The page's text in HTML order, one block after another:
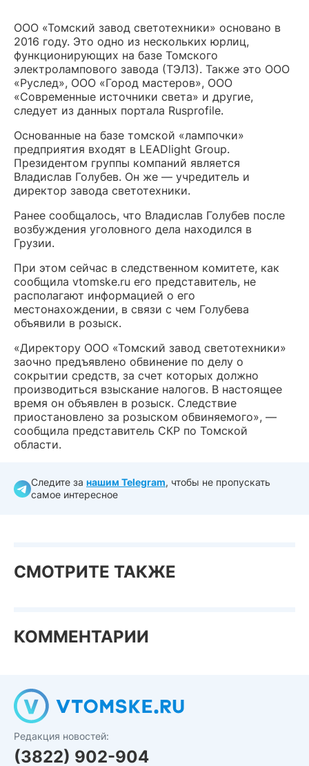
ООО «Томский завод светотехники» основано в
2016 году. Это одно из нескольких юрлиц,
функционирующих на базе Томского
электролампового завода (ТЭЛЗ). Также это ООО
«Руслед», ООО «Город мастеров», ООО
«Современные источники света» и другие,
следует из данных портала Rusprofile.
Основанные на базе томской «лампочки»
предприятия входят в LEADlight Group.
Президентом группы компаний является
Владислав Голубев. Он же — учредитель и
директор завода светотехники.
Ранее сообщалось, что Владислав Голубев после
возбуждения уголовного дела находился в
Грузии.
При этом сейчас в следственном комитете, как
сообщила vtomske.ru его представитель, не
располагают информацией о его
местонахождении, в связи с чем Голубева
объявили в розыск.
«Директору ООО «Томский завод светотехники»
заочно предъявлено обвинение по делу о
сокрытии средств, за счет которых должно
производиться взыскание налогов. В настоящее
время он объявлен в розыск. Следствие
приостановлено за розыском обвиняемого», —
сообщила представитель СКР по Томской
области.
Следите за нашим Telegram, чтобы не пропускать
самое интересное
СМОТРИТЕ ТАКЖЕ
КОММЕНТАРИИ
Редакция новостей:
(3822) 902-904